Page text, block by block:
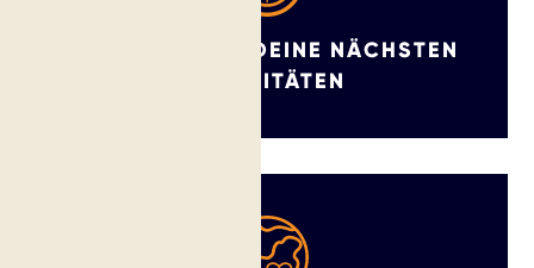
IDENTIFIZIERE DEINE NÄCHSTEN
PRIORITÄTEN